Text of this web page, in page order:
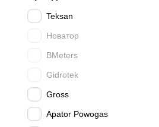
Teksan
Новатор
BMeters
Gidrotek
Gross
Apator Powogas